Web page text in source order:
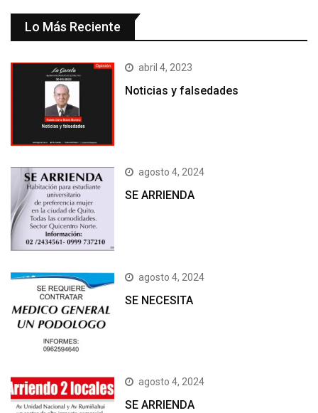
Lo Más Reciente
abril 4, 2023
Noticias y falsedades
agosto 4, 2024
SE ARRIENDA
agosto 4, 2024
SE NECESITA
agosto 4, 2024
SE ARRIENDA